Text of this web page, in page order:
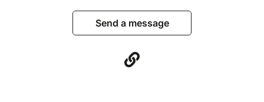
Send a message